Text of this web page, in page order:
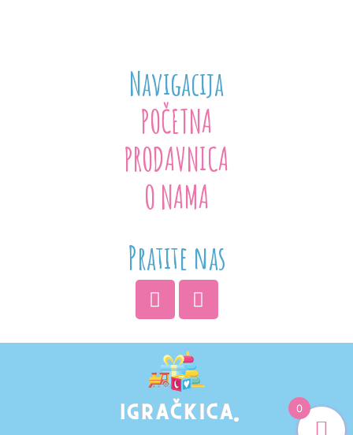
Navigacija
POČETNA
PRODAVNICA
O NAMA
Pratite nas
0